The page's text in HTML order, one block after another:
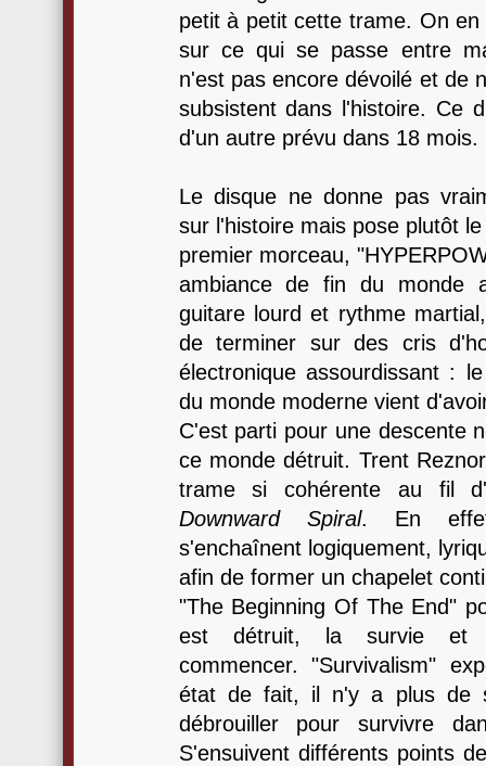
petit à petit cette trame. On
sur ce qui se passe entre
n'est pas encore dévoilé et de
subsistent dans l'histoire. Ce
d'un autre prévu dans 18 mois.
Le disque ne donne pas
sur l'histoire mais pose plutôt
premier morceau,
ambiance de fin du monde
guitare lourd et rythme
de terminer sur des cris
électronique assourdissant :
du monde moderne vient
C'est parti pour une descente
ce monde détruit. Trent
trame si cohérente au fil
Downward Spiral. En
s'enchaînent logiquement,
afin de former un chapelet
"The Beginning Of The End"
est détruit, la survie et
commencer. "Survivalism"
état de fait, il n'y a plus de
débrouiller pour survivre
S'ensuivent différents points